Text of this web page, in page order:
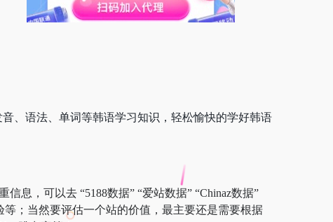
、语法、单词等韩语学习知识，轻松愉快的学好韩语
息，可以去 “5188数据” “爱站数据” “Chinaz数据”
；当然要评估一个站的价值，最主要还是需要根据